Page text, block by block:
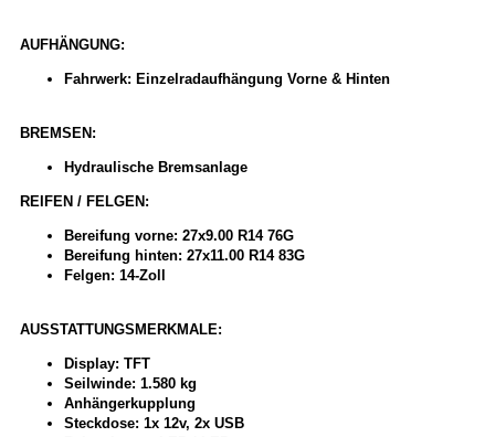
AUFHÄNGUNG:
Fahrwerk: Einzelradaufhängung Vorne & Hinten
BREMSEN:
Hydraulische Bremsanlage
REIFEN / FELGEN:
Bereifung vorne: 27x9.00 R14 76G
Bereifung hinten: 27x11.00 R14 83G
Felgen: 14-Zoll
AUSSTATTUNGSMERKMALE:
Display: TFT
Seilwinde: 1.580 kg
Anhängerkupplung
Steckdose: 1x 12v, 2x USB